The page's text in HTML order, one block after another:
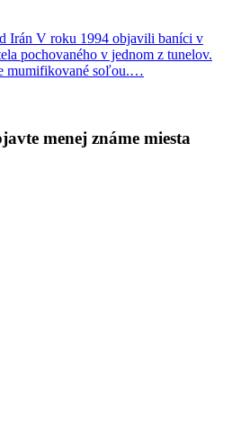
Irán V roku 1994 objavili baníci v
pochovaného v jednom z tunelov.
mumifikované soľou.…
menej známe miesta